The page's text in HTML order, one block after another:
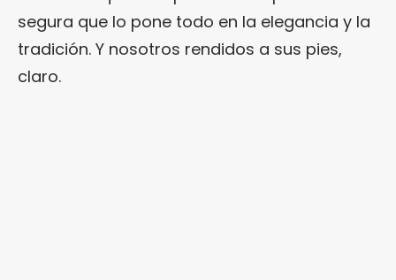
segura que lo pone todo en la elegancia y la
tradición. Y nosotros rendidos a sus pies,
claro.